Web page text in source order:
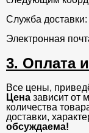
Служба
Электронная
3. Оплата
Все цены,
Цена зависит от
количества
доставки,
обсуждаема!